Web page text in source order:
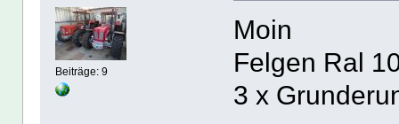
Beiträge: 9
Moin
Felgen Ral
3 x